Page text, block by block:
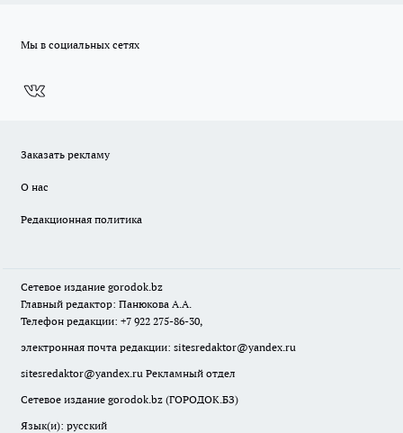
Мы в социальных сетях
Заказать рекламу
О нас
Редакционная политика
Сетевое издание gorodok.bz
Главный редактор: Панюкова А.А.
Телефон редакции: +7 922 275-86-30,
электронная почта редакции: sitesredaktor@yandex.ru
sitesredaktor@yandex.ru Рекламный отдел
Сетевое издание gorodok.bz (ГОРОДОК.БЗ)
Язык(и): русский